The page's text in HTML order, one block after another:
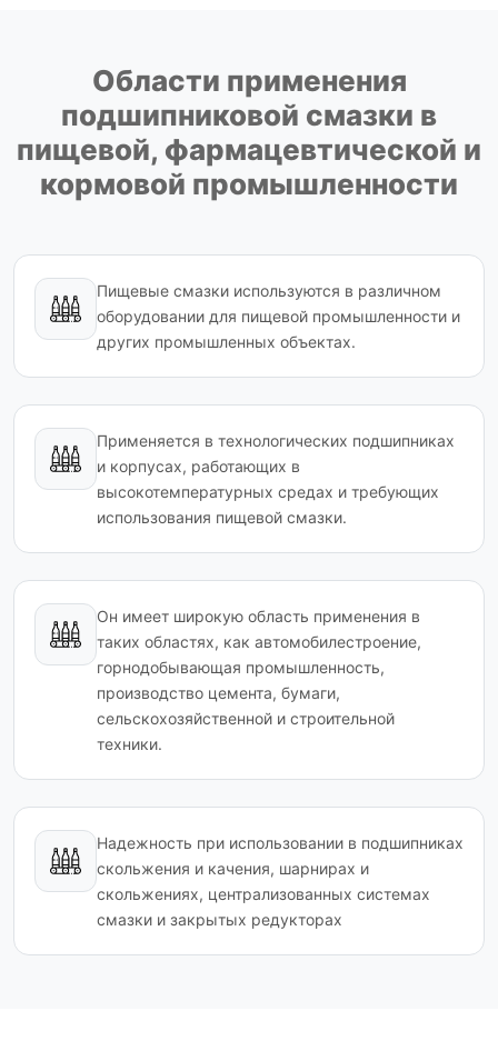
Области применения
подшипниковой смазки в
пищевой, фармацевтической и
кормовой промышленности
Пищевые смазки используются в различном
оборудовании для пищевой промышленности и
других промышленных объектах.
Применяется в технологических подшипниках
и корпусах, работающих в
высокотемпературных средах и требующих
использования пищевой смазки.
Он имеет широкую область применения в
таких областях, как автомобилестроение,
горнодобывающая промышленность,
производство цемента, бумаги,
сельскохозяйственной и строительной
техники.
Надежность при использовании в подшипниках
скольжения и качения, шарнирах и
скольжениях, централизованных системах
смазки и закрытых редукторах